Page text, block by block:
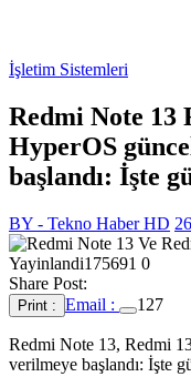
İşletim Sistemleri
Redmi Note 13
HyperOS
başlandı: İşte
BY - Tekno Haber HD
Share Post:
Print : Email : 127
Redmi Note 13, Redmi
verilmeye başlandı: İşte